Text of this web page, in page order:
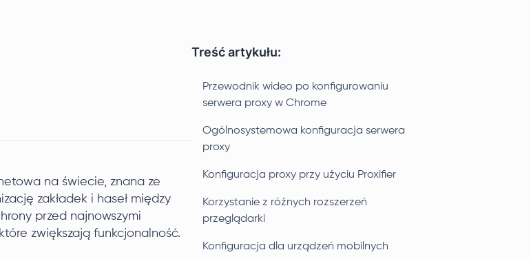
na świecie, znana ze
zakładek i haseł między
przed najnowszymi
zwiększają funkcjonalność.
Treść artykułu:
Przewodnik wideo po konfigurowaniu
serwera proxy w Chrome
Ogólnosystemowa konfiguracja serwera
proxy
Konfiguracja proxy przy użyciu Proxifier
Korzystanie z różnych rozszerzeń
przeglądarki
Konfiguracja dla urządzeń mobilnych